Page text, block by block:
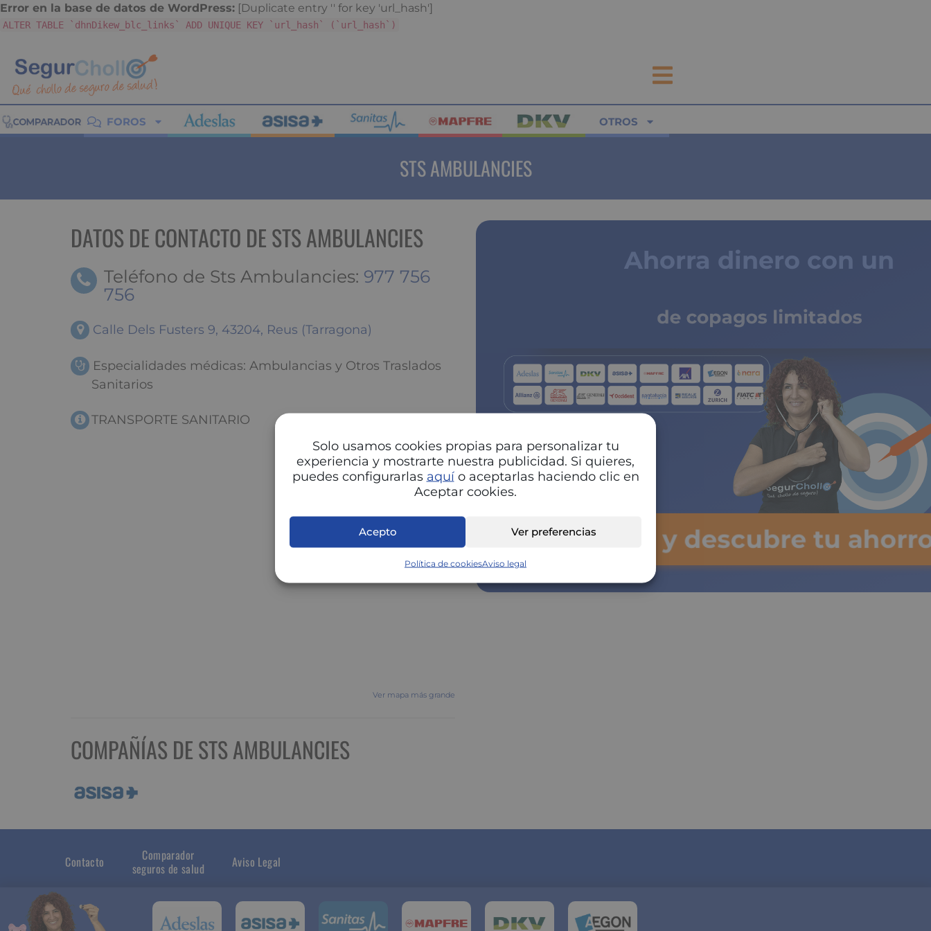
Solo usamos cookies propias para personalizar tu
experiencia y mostrarte nuestra publicidad. Si quieres,
puedes configurarlas aquío aceptarlas haciendo clic en
Aceptar cookies.
Acepto Ver preferencias
Política de cookiesAviso legal
Error en la base de datos de WordPress: [Duplicate entry '' for key 'url_hash']
ALTER TABLE `dhnDikew_blc_links` ADD UNIQUE KEY `url_hash` (`url_hash`)
FOROS OTROS
STS AMBULANCIES
DATOS DE CONTACTO DE STS AMBULANCIES
Teléfono de Sts Ambulancies: 977 756
756
Calle Dels Fusters 9, 43204, Reus (Tarragona)
Especialidades médicas: Ambulancias y Otros Traslados
Sanitarios
TRANSPORTE SANITARIO
Ver mapa más grande
COMPAÑÍAS DE STS AMBULANCIES
Ahorra dinero con un
de copagos limitados
Pulsa y descubre tu
Contacto
Comparador
seguros de salud
Aviso Legal